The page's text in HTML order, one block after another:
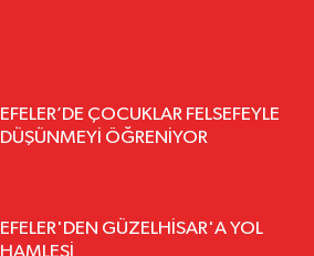
EFELER’DE ÇOCUKLAR FELSEFEYLE
DÜŞÜNMEYİ ÖĞRENİYOR
EFELER'DEN GÜZELHİSAR'A YOL